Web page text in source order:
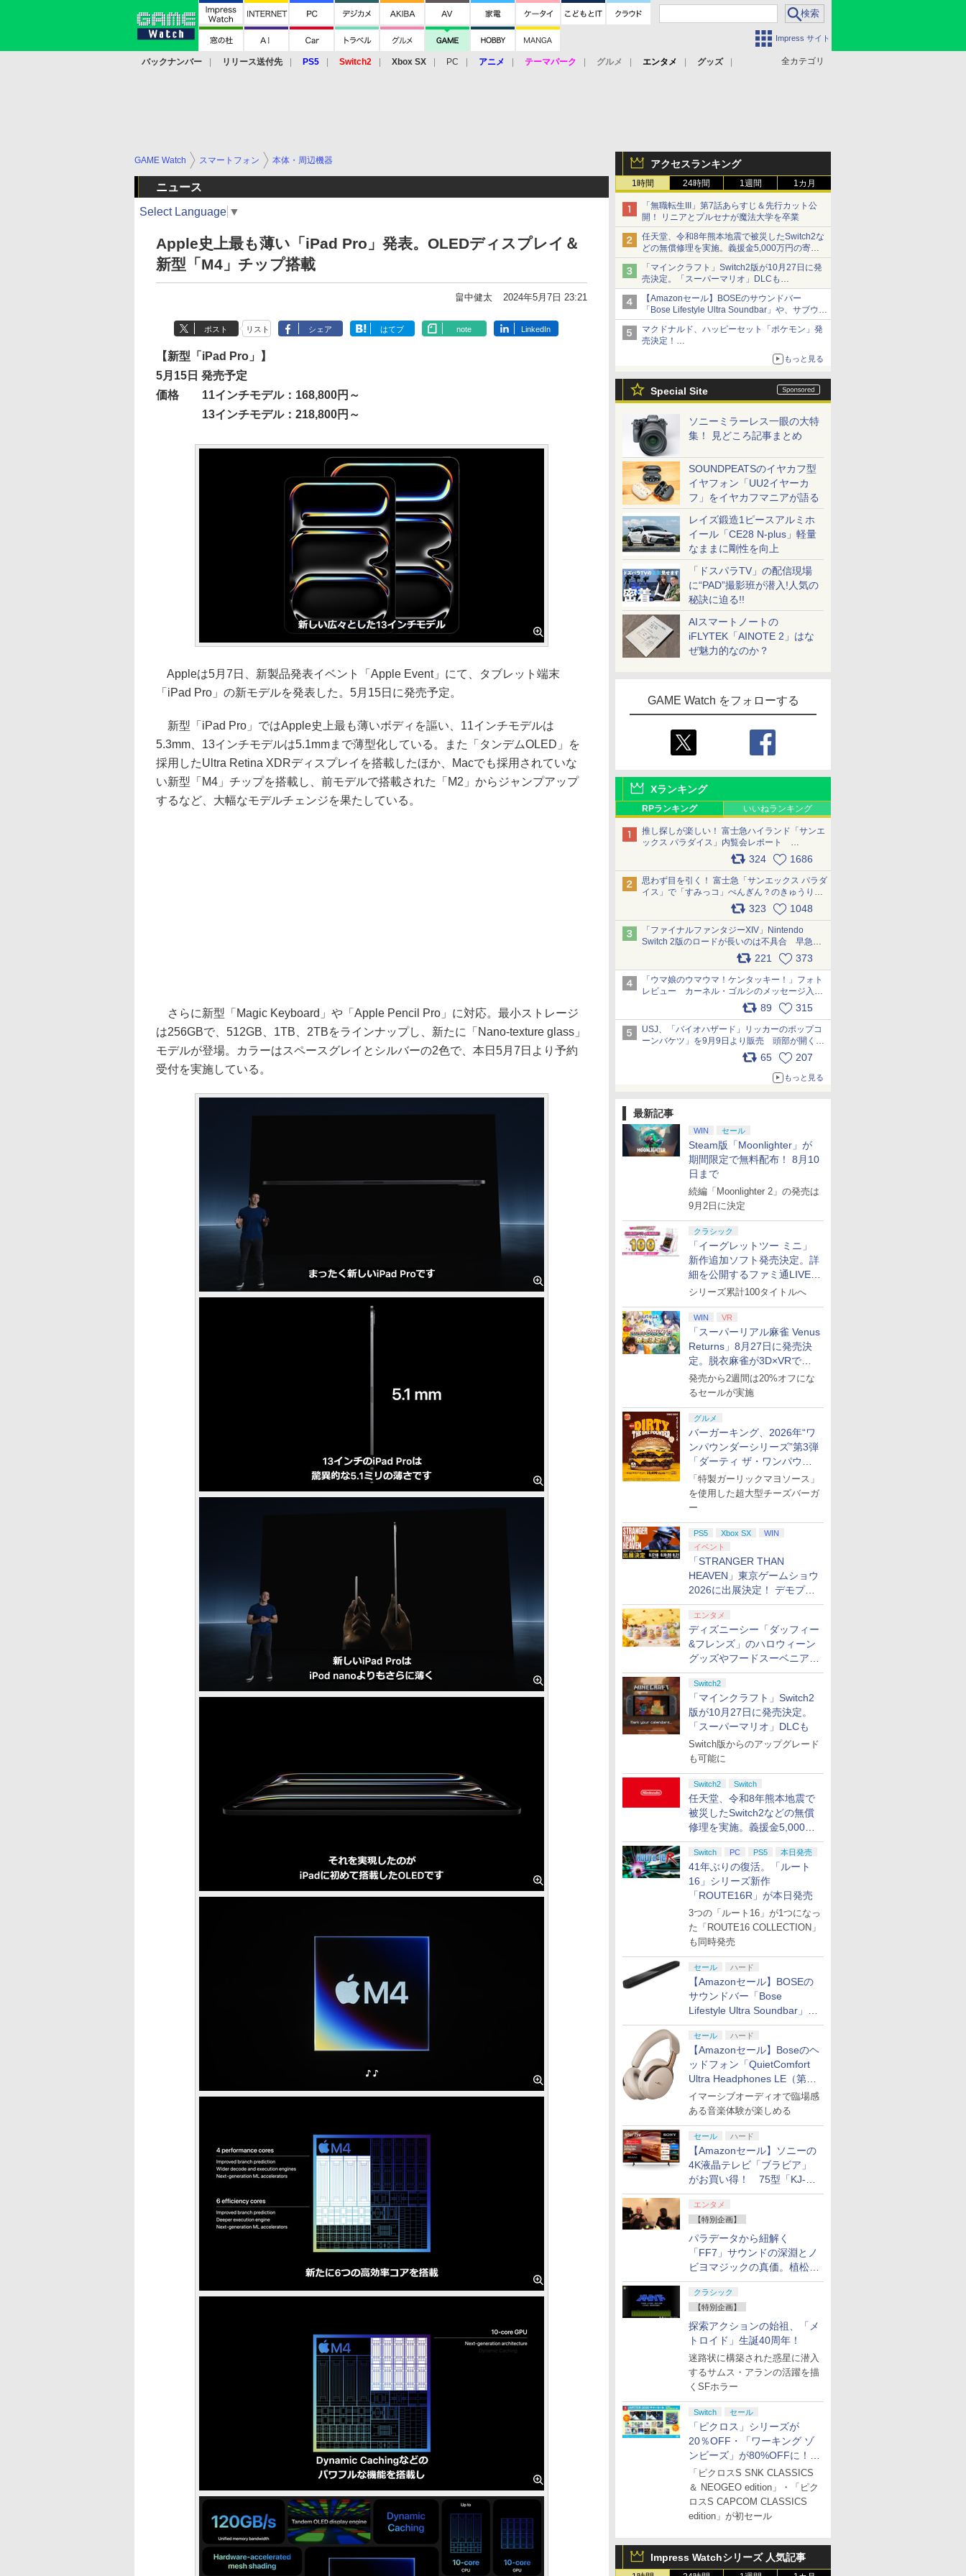
Impress サイト
全カテゴリ
バックナンバー リリース送付先 PS5 Switch2 Xbox SX PC アニメ テーマパーク グルメ エンタメ
グッズ
アクセスランキング
1時間 24時間 1週間 1カ月
「無職転生III」第7話あらすじ＆先行カット公
開！ リニアとプルセナが魔法大学を卒業
任天堂、令和8年熊本地震で被災したSwitch2な
どの無償修理を実施。義援金5,000万円の寄付
も発表
「マインクラフト」Switch2版が10月27日に発
売決定。「スーパーマリオ」DLCも
Switch版からのアップグレードも可能に
【Amazonセール】BOSEのサウンドバー
「Bose Lifestyle Ultra Soundbar」や、サブウー
ファー「Bose Lifestyle Ultra Subwoofer」など
お買い得！
マクドナルド、ハッピーセット「ポケモン」発
売決定！
ポケモン30周年記念で30匹が大集合
もっと見る
Special Site
ソニーミラーレス一眼の大特
集！ 見どころ記事まとめ
SOUNDPEATSのイヤカフ型
イヤフォン「UU2イヤーカ
フ」をイヤカフマニアが語る
レイズ鍛造1ピースアルミホ
イール「CE28 N-plus」軽量
なままに剛性を向上
「ドスパラTV」の配信現場
に“PAD”撮影班が潜入!人気の
秘訣に迫る!!
AIスマートノートの
iFLYTEK「AINOTE 2」はな
ぜ魅力的なのか？
GAME Watch をフォローする
Xランキング
RPランキング いいねランキング
推し探しが楽しい！ 富士急ハイランド「サンエ
ックス パラダイス」内覧会レポート
324 1686
思わず目を引く！ 富士急「サンエックス パラダ
イス」で「すみっコ」ぺんぎん？のきゅうりド
ッグを食べてみた イラストそのままのメニュ
ー化に挑戦。これが意外にもおいしい
pic.x.com/Kgl04hZaeg
323 1048
「ファイナルファンタジーXIV」Nintendo
Switch 2版のロードが長いのは不具合 早急に
アップデートできるよう対応中221 373
「ウマ娘のウマウマ！ケンタッキー！」フォト
レビュー カーネル・ゴルシのメッセージ入り
パッケージや描き下ろしトレカなどが登場
89 315
USJ、「バイオハザード」リッカーのポップコ
ーンバケツ」を9月9日より販売 頭部が開く仕
組み。味は恐怖を堪のう「味噌フレーバー」
65 207
もっと見る
最新記事
WIN セール
Steam版「Moonlighter」が
期間限定で無料配布！ 8月10
日まで
続編「Moonlighter 2」の発売は
9月2日に決定
クラシック
「イーグレットツー ミニ」
新作追加ソフト発売決定。詳
細を公開するファミ通LIVEが
8月27日20時から配信
シリーズ累計100タイトルへ
WIN VR
「スーパーリアル麻雀 Venus
Returns」8月27日に発売決
定。脱衣麻雀が3D×VRで復
活
発売から2週間は20%オフにな
るセールが実施
グルメ
バーガーキング、2026年“ワ
ンパウンダーシリーズ”第3弾
「ダーティ ザ・ワンパウン
ダー」を8月7日発売
「特製ガーリックマヨソース」
を使用した超大型チーズバーガ
ー
PS5 Xbox SX
WIN
イベント
「STRANGER THAN
HEAVEN」東京ゲームショウ
2026に出展決定！ デモプレ
イや体験型展示も
エンタメ
ディズニーシー「ダッフィー
&フレンズ」のハロウィーン
グッズやフードスーベニアが
8月25日より発売
Switch2
「マインクラフト」Switch2
版が10月27日に発売決定。
「スーパーマリオ」DLCも
Switch版からのアップグレード
も可能に
Switch2 Switch
任天堂、令和8年熊本地震で
被災したSwitch2などの無償
修理を実施。義援金5,000万
円の寄付も発表
Switch PC PS5 本日発売
41年ぶりの復活。「ルート
16」シリーズ新作
「ROUTE16R」が本日発売
3つの「ルート16」が1つになっ
た「ROUTE16 COLLECTION」
も同時発売
セール ハード
【Amazonセール】BOSEの
サウンドバー「Bose
Lifestyle Ultra Soundbar」
や、サブウーファー「Bose
Lifestyle Ultra Subwoofer」
などお買い得！
セール ハード
【Amazonセール】Boseのヘ
ッドフォン「QuietComfort
Ultra Headphones LE（第2
世代）」などお買い得価格で
登場
イマーシブオーディオで臨場感
ある音楽体験が楽しめる
セール ハード
【Amazonセール】ソニーの
4K液晶テレビ「ブラビア」
がお買い得！ 75型「KJ-
75X75WL」などラインナッ
プエンタメ
【特別企画】
パラデータから紐解く
「FF7」サウンドの深淵とノ
ビヨマジックの真価。植松伸
夫氏による「ff vol.7」一挙レ
ポート
クラシック
【特別企画】
探索アクションの始祖、「メ
トロイド」生誕40周年！
迷路状に構築された惑星に潜入
するサムス・アランの活躍を描
くSFホラー
Switch セール
「ピクロス」シリーズが
20％OFF・「ワーキング ゾ
ンビーズ」が80%OFFに！
「ジュピターサマーセール
2026」開催
「ピクロスS SNK CLASSICS
＆ NEOGEO edition」・「ピク
ロスS CAPCOM CLASSICS
edition」が初セール
Impress Watchシリーズ 人気記事
GAME Watch スマートフォン 本体・周辺機器
ニュース
Select Language ▼
Apple史上最も薄い「iPad Pro」発表。OLEDディスプレイ＆
新型「M4」チップ搭載
畠中健太 2024年5月7日 23:21
ポスト リスト シェア はてブ note LinkedIn
【新型「iPad Pro」】
5月15日 発売予定
価格 11インチモデル：168,800円～
13インチモデル：218,800円～
Appleは5月7日、新製品発表イベント「Apple Event」にて、タブレット端末
「iPad Pro」の新モデルを発表した。5月15日に発売予定。
新型「iPad Pro」ではApple史上最も薄いボディを謳い、11インチモデルは
5.3mm、13インチモデルは5.1mmまで薄型化している。また「タンデムOLED」を
採用したUltra Retina XDRディスプレイを搭載したほか、Macでも採用されていな
い新型「M4」チップを搭載し、前モデルで搭載された「M2」からジャンプアップ
するなど、大幅なモデルチェンジを果たしている。
さらに新型「Magic Keyboard」や「Apple Pencil Pro」に対応。最小ストレージ
は256GBで、512GB、1TB、2TBをラインナップし、新たに「Nano-texture glass」
モデルが登場。カラーはスペースグレイとシルバーの2色で、本日5月7日より予約
受付を実施している。